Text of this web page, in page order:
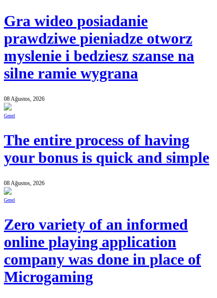
Gra wideo posiadanie
prawdziwe pieniadze otworz
myslenie i bedziesz szanse na
silne ramie wygrana
08 Ağustos, 2026
Genel
The entire process of having
your bonus is quick and simple
08 Ağustos, 2026
Genel
Zero variety of an informed
online playing application
company was done in place of
Microgaming